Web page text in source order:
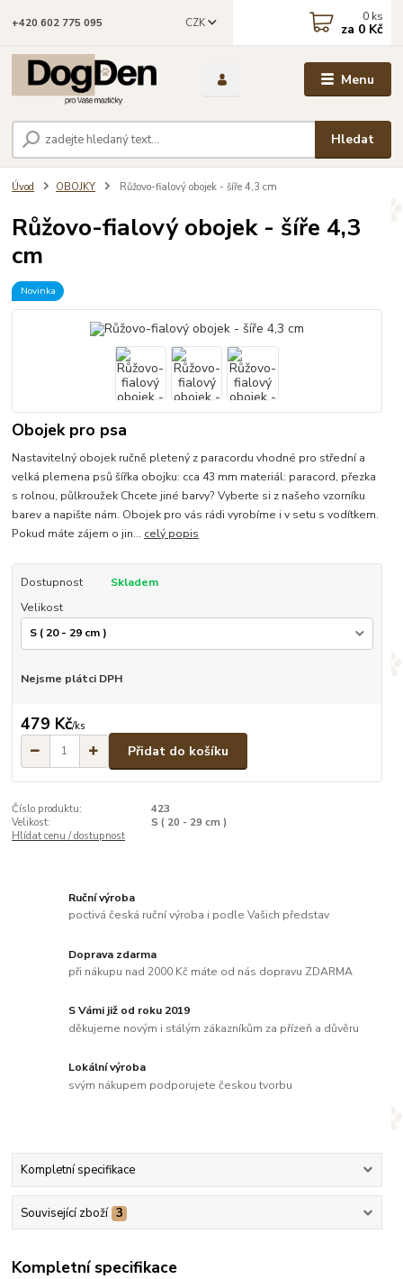
Menu
CZK
Hledat
+420 602 775 095 0 ks
za 0 Kč
Úvod OBOJKY Růžovo-fialový obojek - šíře 4,3 cm
Růžovo-fialový obojek - šíře 4,3
cm
Novinka
Obojek pro psa
Nastavitelný obojek ručně pletený z paracordu vhodné pro střední a
velká plemena psů šířka obojku: cca 43 mm materiál: paracord, přezka
s rolnou, půlkroužek Chcete jiné barvy? Vyberte si z našeho vzorníku
barev a napište nám. Obojek pro vás rádi vyrobíme i v setu s vodítkem.
Pokud máte zájem o jin... celý popis
Dostupnost
Skladem
Velikost
Nejsme plátci DPH
479 Kč/ks
Přidat do košíku
Číslo produktu:
423
Velikost:
S ( 20 - 29 cm )
Hlídat cenu / dostupnost
Ruční výroba
poctivá česká ruční výroba i podle Vašich představ
Doprava zdarma
při nákupu nad 2000 Kč máte od nás dopravu ZDARMA
S Vámi již od roku 2019
děkujeme novým i stálým zákazníkům za přízeň a důvěru
Lokální výroba
svým nákupem podporujete českou tvorbu
Kompletní specifikace
Související zboží 3
Kompletní specifikace